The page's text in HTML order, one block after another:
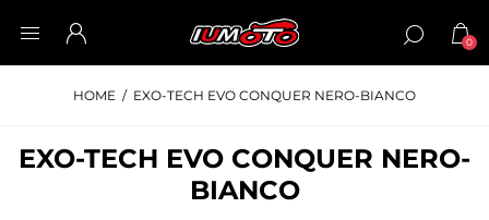
0
HOME / EXO-TECH EVO CONQUER NERO-BIANCO
EXO-TECH EVO CONQUER NERO-
BIANCO